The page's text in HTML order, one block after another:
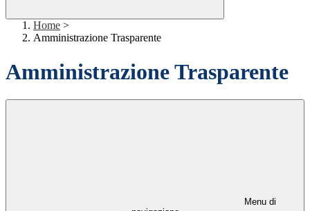
Home >
Amministrazione Trasparente
Amministrazione Trasparente
Menu di